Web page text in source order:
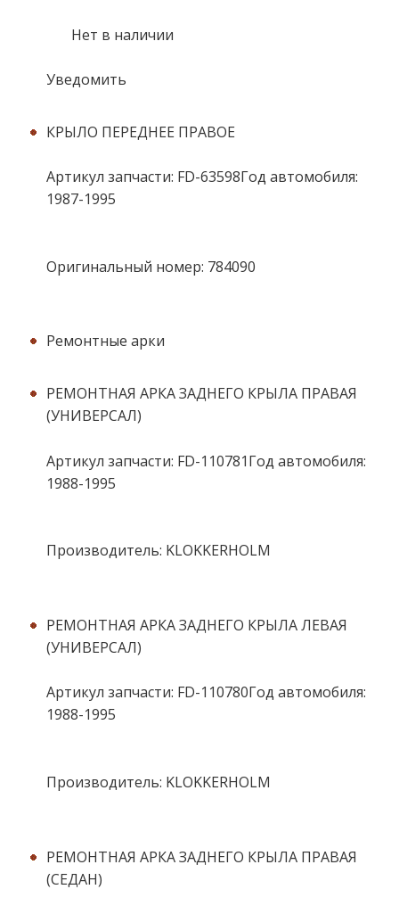
Нет в наличии
Уведомить
КРЫЛО ПЕРЕДНЕЕ ПРАВОЕ
Артикул запчасти: FD-63598Год автомобиля:
1987-1995
Оригинальный номер: 784090
Ремонтные арки
РЕМОНТНАЯ АРКА ЗАДНЕГО КРЫЛА ПРАВАЯ
(УНИВЕРСАЛ)
Артикул запчасти: FD-110781Год автомобиля:
1988-1995
Производитель: KLOKKERHOLM
РЕМОНТНАЯ АРКА ЗАДНЕГО КРЫЛА ЛЕВАЯ
(УНИВЕРСАЛ)
Артикул запчасти: FD-110780Год автомобиля:
1988-1995
Производитель: KLOKKERHOLM
РЕМОНТНАЯ АРКА ЗАДНЕГО КРЫЛА ПРАВАЯ
(СЕДАН)